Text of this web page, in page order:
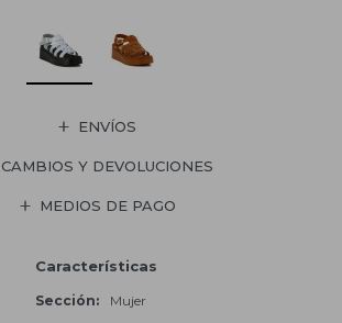
ENVÍOS
CAMBIOS Y DEVOLUCIONES
MEDIOS DE PAGO
Características
Sección Mujer